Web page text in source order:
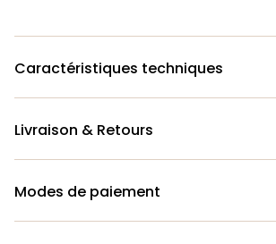
Caractéristiques techniques
Livraison & Retours
Modes de paiement